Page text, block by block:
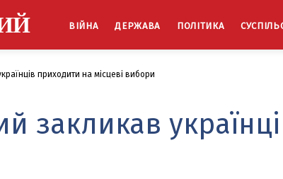
ВІЙНА ДЕРЖАВА ПОЛІТИКА
приходити на місцеві вибори
закликав